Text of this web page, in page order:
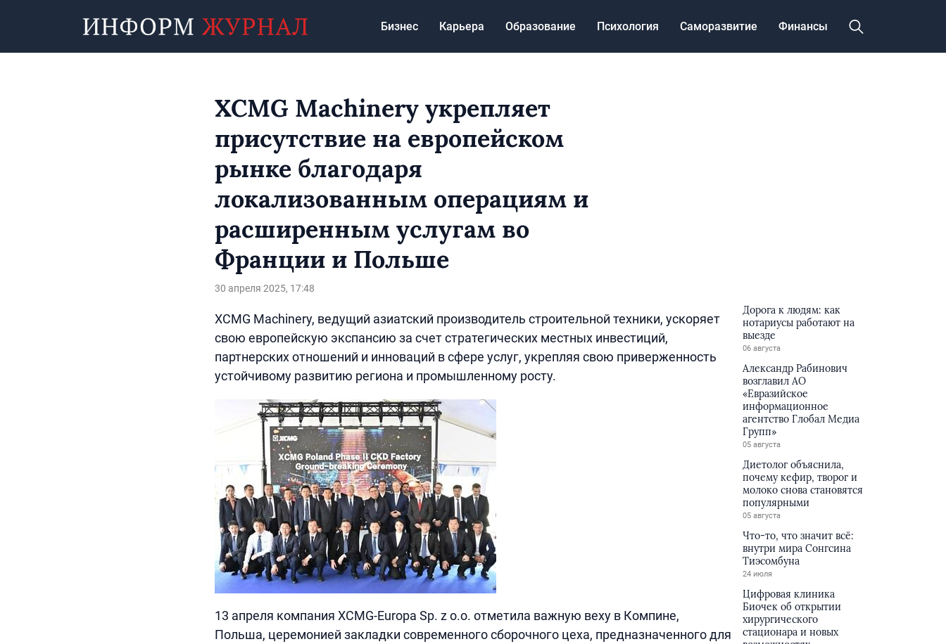
Бизнес Карьера Образование Психология Саморазвитие Финансы
XCMG Machinery укрепляет
присутствие на европейском
рынке благодаря
локализованным операциям и
расширенным услугам во
Франции и Польше
30 апреля 2025, 17:48
XCMG Machinery, ведущий азиатский производитель строительной техники, ускоряет
свою европейскую экспансию за счет стратегических местных инвестиций,
партнерских отношений и инноваций в сфере услуг, укрепляя свою приверженность
устойчивому развитию региона и промышленному росту.
13 апреля компания XCMG-Europa Sp. z o.o. отметила важную веху в Компине,
Польша, церемонией закладки современного сборочного цеха, предназначенного для
Дорога к людям: как
нотариусы работают на
выезде
06 августа
Александр Рабинович
возглавил АО
«Евразийское
информационное
агентство Глобал Медиа
Групп»
05 августа
Диетолог объяснила,
почему кефир, творог и
молоко снова становятся
популярными
05 августа
Что-то, что значит всё:
внутри мира Сонгсина
Тиэсомбуна
24 июля
Цифровая клиника
Биочек об открытии
хирургического
стационара и новых